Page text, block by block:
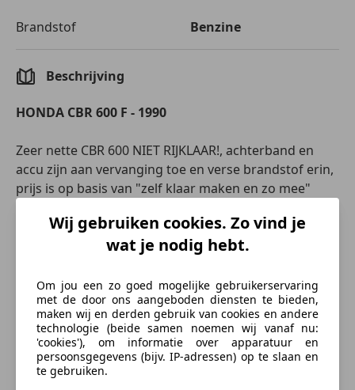
Brandstof Benzine
Beschrijving
HONDA CBR 600 F - 1990
Zeer nette CBR 600 NIET RIJKLAAR!, achterband en
accu zijn aan vervanging toe en verse brandstof erin,
prijs is op basis van "zelf klaar maken en zo mee"
De Alde Mar 7
9035 VP Dronrijp
0653891209
info@fransbleeker.nl
meer
Verzekering
Wij gebruiken cookies. Zo vind je
wat je nodig hebt.
Om jou een zo goed mogelijke gebruikerservaring
met de door ons aangeboden diensten te bieden,
maken wij en derden gebruik van cookies en andere
technologie (beide samen noemen wij vanaf nu:
'cookies'), om informatie over apparatuur en
persoonsgegevens (bijv. IP-adressen) op te slaan en
te gebruiken.